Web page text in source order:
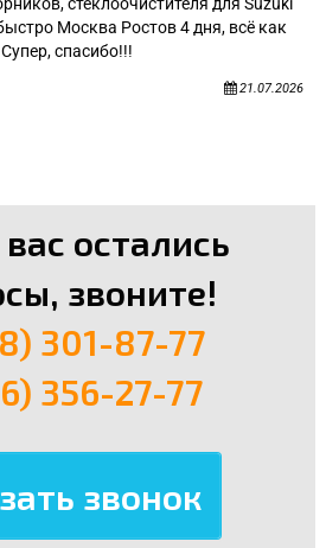
Москва Ростов 4 дня, всё как
спасибо!!!
21.07.2026
остались
звоните!
301-87-77
356-27-77